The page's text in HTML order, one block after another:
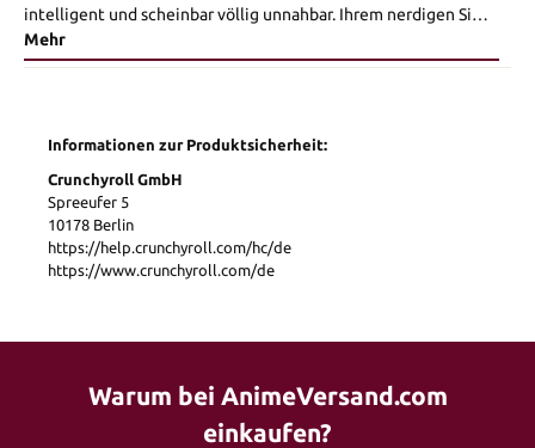
intelligent und scheinbar völlig unnahbar. Ihrem nerdigen Si…
Mehr
Informationen zur Produktsicherheit:
Crunchyroll GmbH
Spreeufer 5
10178 Berlin
https://help.crunchyroll.com/hc/de
https://www.crunchyroll.com/de
Warum bei AnimeVersand.com
einkaufen?